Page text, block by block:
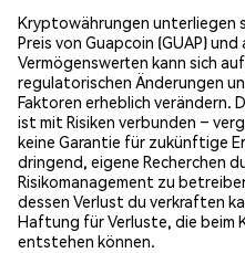
Kryptowährungen unterliegen
Preis von Guapcoin (GUAP)
Vermögenswerten kann sich
regulatorischen Änderungen
Faktoren erheblich verändern.
ist mit Risiken verbunden –
keine Garantie für zukünftige
dringend, eigene Recherchen
Risikomanagement zu
dessen Verlust du verkraften
Haftung für Verluste, die beim
entstehen können.